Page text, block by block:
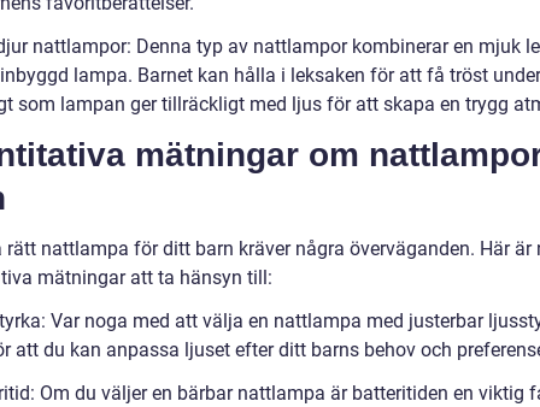
nattlampor: Denna typ av nattlampor kombinerar en mjuk
lampa. Barnet kan hålla i leksaken för att få tröst
som lampan ger tillräckligt med ljus för att skapa en trygg
mätningar om
rätt nattlampa för ditt barn kräver några överväganden. Här är
mätningar att ta hänsyn till:
Var noga med att välja en nattlampa med justerbar
att du kan anpassa ljuset efter ditt barns behov och
Om du väljer en bärbar nattlampa är batteritiden en viktig